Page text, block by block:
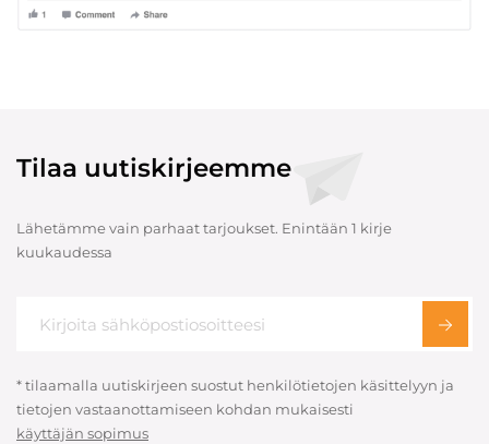
Tilaa uutiskirjeemme
Lähetämme vain parhaat tarjoukset. Enintään 1 kirje
kuukaudessa
* tilaamalla uutiskirjeen suostut henkilötietojen käsittelyyn ja
tietojen vastaanottamiseen kohdan mukaisesti
käyttäjän sopimus